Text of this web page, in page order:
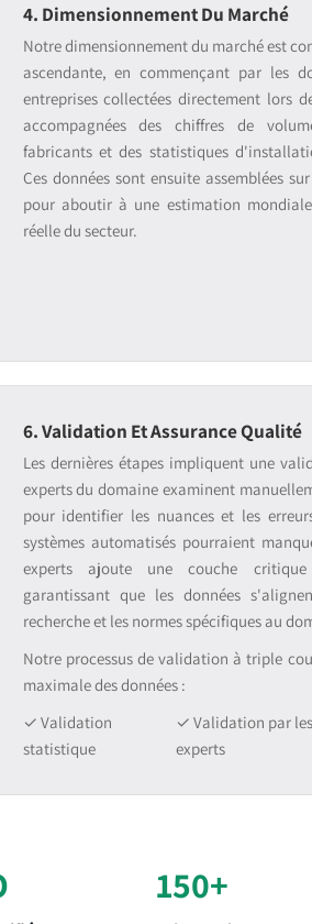
4. Dimensionnement Du Marché
Notre dimensionnement du marché est
ascendante, en commençant par les
entreprises collectées directement lors
accompagnées des chiffres de
fabricants et des statistiques
Ces données sont ensuite assemblées
pour aboutir à une estimation
réelle du secteur.
6. Validation Et Assurance Qualité
Les dernières étapes impliquent une
experts du domaine examinent
pour identifier les nuances et les
systèmes automatisés pourraient
experts ajoute une couche critique
garantissant que les données
recherche et les normes spécifiques au
Notre processus de validation à triple
maximale des données :
✓ Validation
statistique
✓ Validation par les
experts
150+